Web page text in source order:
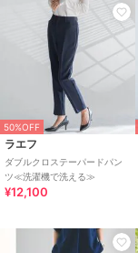
50%OFF
ラエフ
ダブルクロステーパードパン
ツ≪洗濯機で洗える≫
¥12,100